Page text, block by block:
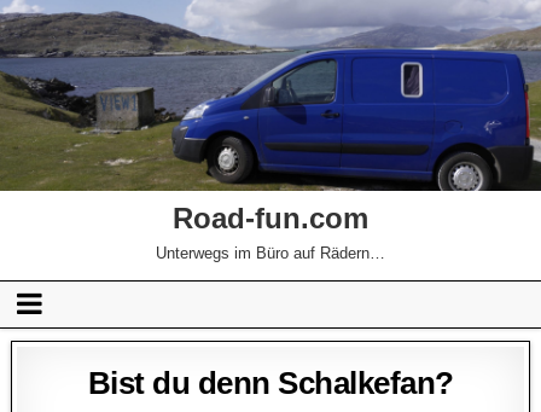
Road-fun.com
Unterwegs im Büro auf Rädern…
Bist du denn Schalkefan?